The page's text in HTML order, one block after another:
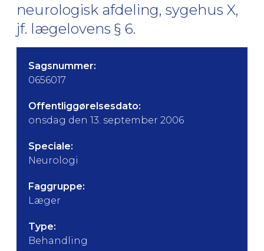
neurologisk afdeling, sygehus X,
jf. lægelovens § 6.
Sagsnummer:
0656017
Offentliggørelsesdato:
onsdag den 13. september 2006
Speciale:
Neurologi
Faggruppe:
Læger
Type:
Behandling